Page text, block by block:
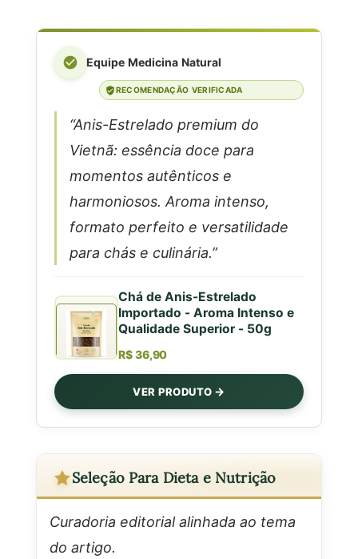
Equipe Medicina Natural
RECOMENDAÇÃO VERIFICADA
“Anis-Estrelado premium do
Vietnã: essência doce para
momentos autênticos e
harmoniosos. Aroma intenso,
formato perfeito e versatilidade
para chás e culinária.”
Chá de Anis-Estrelado
Importado - Aroma Intenso e
Qualidade Superior - 50g
R$ 36,90
VER PRODUTO
Seleção Para Dieta e Nutrição
Curadoria editorial alinhada ao tema
do artigo.